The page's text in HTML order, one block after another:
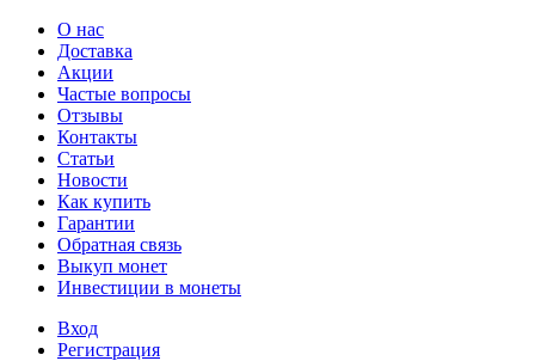
О нас
Доставка
Акции
Частые вопросы
Отзывы
Контакты
Статьи
Новости
Как купить
Гарантии
Обратная связь
Выкуп монет
Инвестиции в монеты
Вход
Регистрация